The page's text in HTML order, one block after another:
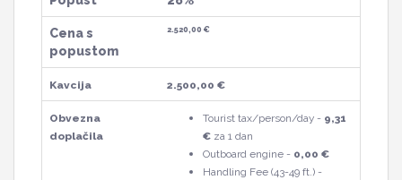
Cena s
popustom
2.520,00 €
Kavcija 2.500,00 €
Obvezna
doplačila
Tourist tax/person/day - 9,31
€ za 1 dan
Outboard engine - 0,00 €
Handling Fee (43-49 ft.) -